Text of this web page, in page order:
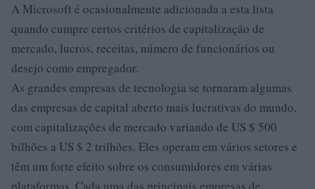
A Microsoft é ocasionalmente adicionada a esta lista
quando cumpre certos critérios de capitalização de
mercado, lucros, receitas, número de funcionários ou
desejo como empregador.
As grandes empresas de tecnologia se tornaram algumas
das empresas de capital aberto mais lucrativas do mundo,
com capitalizações de mercado variando de US $ 500
bilhões a US $ 2 trilhões. Eles operam em vários setores e
têm um forte efeito sobre os consumidores em várias